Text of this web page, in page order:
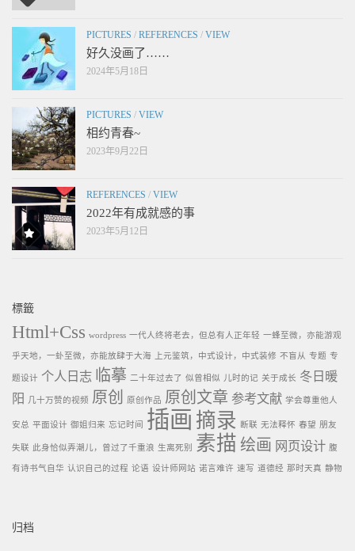
PICTURES / REFERENCES / VIEW
好久没画了……
2024年5月18日
PICTURES / VIEW
相约青春~
2023年9月22日
REFERENCES / VIEW
2022年有成就感的事
2023年5月12日
標籤
Html+Css wordpress 一代人终将老去，但总有人正年轻 一蜂至微，亦能游观
乎天地，一虲至微，亦能放肆于大海 上元鉴筑，中式设计，中式装修 不盲从 专题 专
题设计 个人日志 临摹 二十年过去了 似曾相似 儿时的记 关于成长 冬日暖
阳
几十万赞的视频 原创 原创作品 原创文章 参考文献 学会尊重他人
安总 平面设计 御姐归来 忘记时间 插画 摘录 断联 无法释怀 春望 朋友
失联 此身恰似弄潮儿，曾过了千重浪 生离死别 素描 绘画 网页设计 腹
有诗书气自华 认识自己的过程 论语 设计师网站 诺言难许 速写 道德经 那时天真 静物
归档